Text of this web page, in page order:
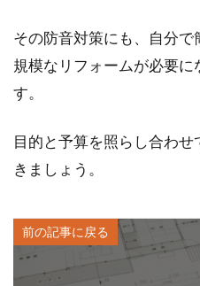
その防音対策にも、自分
規模なリフォームが必要
す。
目的と予算を照らし合わ
きましょう。
前の記事に戻る